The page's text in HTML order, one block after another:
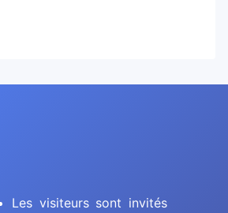
Les visiteurs sont invités